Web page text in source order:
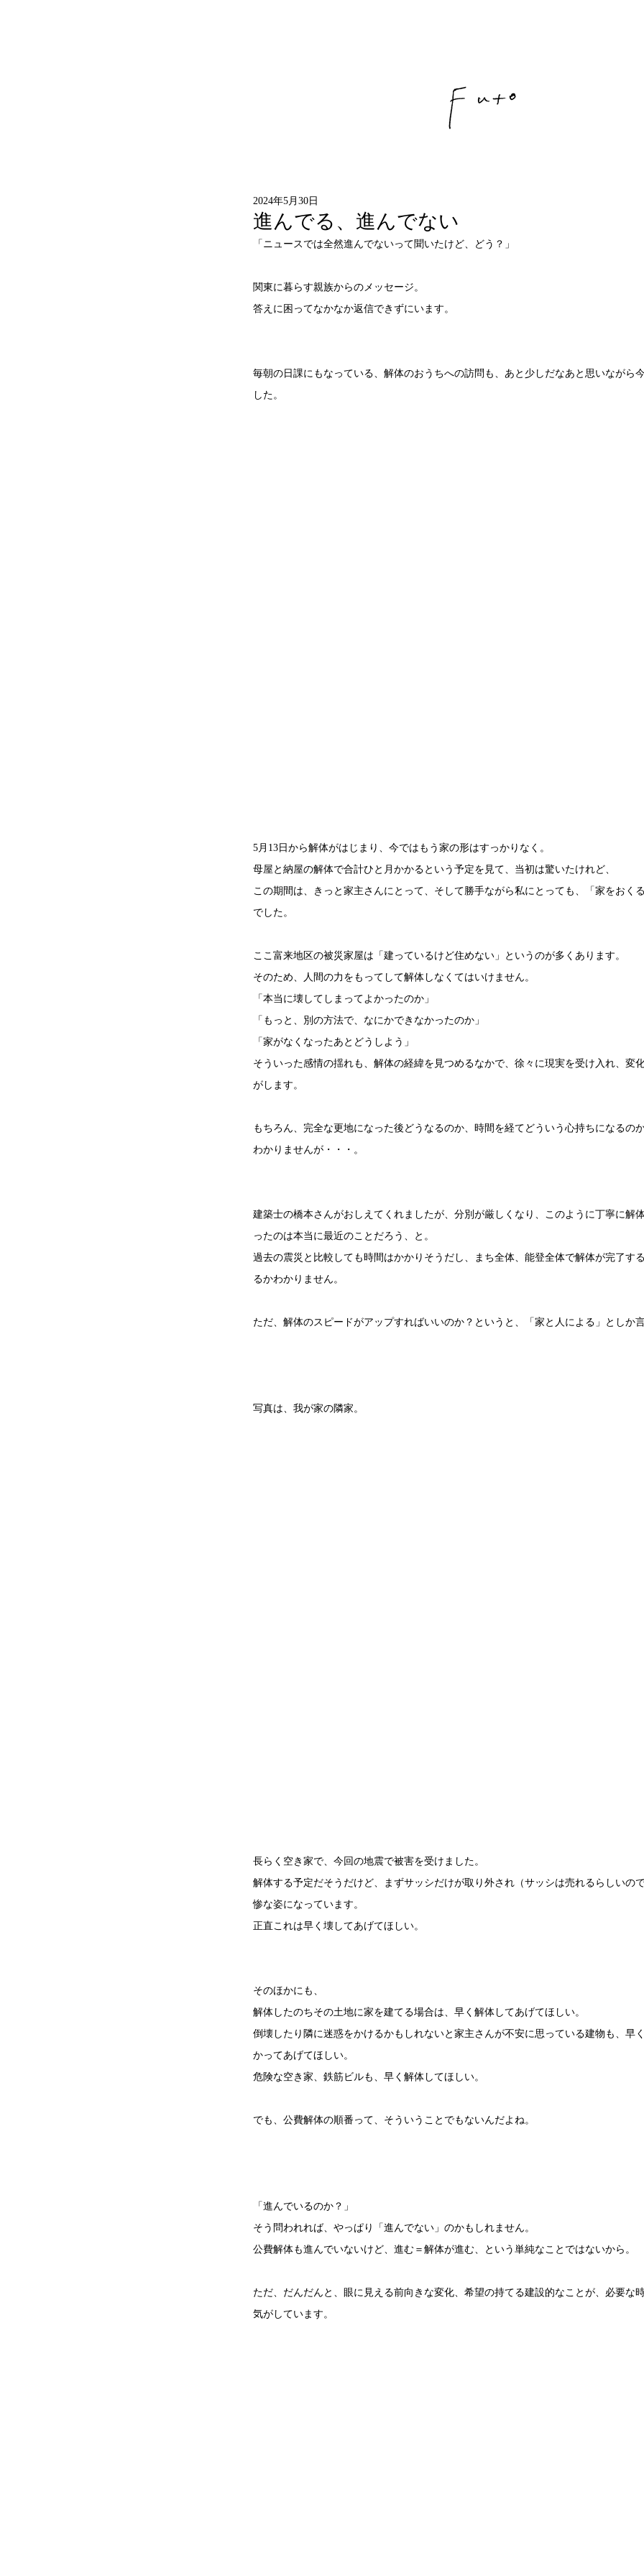
進んでる、進んでない
2024年5月30日
「ニュースでは全然進んでないって聞いたけど、どう？」
関東に暮らす親族からのメッセージ。
答えに困ってなかなか返信できずにいます。
毎朝の日課にもなっている、解体のおうちへの訪問も、あと少しだなあと思いながら
した。
5月13日から解体がはじまり、今ではもう家の形はすっかりなく。
母屋と納屋の解体で合計ひと月かかるという予定を見て、当初は驚いたけれど、
この期間は、きっと家主さんにとって、そして勝手ながら私にとっても、「家をおく
でした。
ここ富来地区の被災家屋は「建っているけど住めない」というのが多くあります。
そのため、人間の力をもってして解体しなくてはいけません。
「本当に壊してしまってよかったのか」
「もっと、別の方法で、なにかできなかったのか」
「家がなくなったあとどうしよう」
そういった感情の揺れも、解体の経緯を見つめるなかで、徐々に現実を受け入れ、変
がします。
もちろん、完全な更地になった後どうなるのか、時間を経てどういう心持ちになるの
わかりませんが・・・。
建築士の橋本さんがおしえてくれましたが、分別が厳しくなり、このように丁寧に解
ったのは本当に最近のことだろう、と。
過去の震災と比較しても時間はかかりそうだし、まち全体、能登全体で解体が完了す
るかわかりません。
ただ、解体のスピードがアップすればいいのか？というと、「家と人による」としか言
写真は、我が家の隣家。
長らく空き家で、今回の地震で被害を受けました。
解体する予定だそうだけど、まずサッシだけが取り外され（サッシは売れるらしいの
惨な姿になっています。
正直これは早く壊してあげてほしい。
そのほかにも、
解体したのちその土地に家を建てる場合は、早く解体してあげてほしい。
倒壊したり隣に迷惑をかけるかもしれないと家主さんが不安に思っている建物も、早
かってあげてほしい。
危険な空き家、鉄筋ビルも、早く解体してほしい。
でも、公費解体の順番って、そういうことでもないんだよね。
「進んでいるのか？」
そう問われれば、やっぱり「進んでない」のかもしれません。
公費解体も進んでいないけど、進む＝解体が進む、という単純なことではないから。
ただ、だんだんと、眼に見える前向きな変化、希望の持てる建設的なことが、 必要な
気がしています。